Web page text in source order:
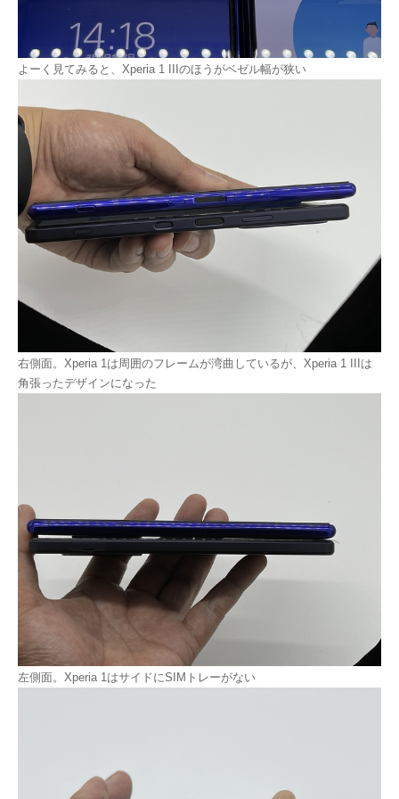
よーく見てみると、Xperia 1 IIIのほうがベゼル幅が狭い
右側面。Xperia 1は周囲のフレームが湾曲しているが、Xperia 1 IIIは
角張ったデザインになった
左側面。Xperia 1はサイドにSIMトレーがない